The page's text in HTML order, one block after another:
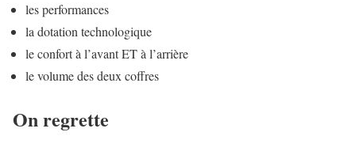
les performances
la dotation technologique
le confort à l’avant ET à l’arrière
le volume des deux coffres
On regrette